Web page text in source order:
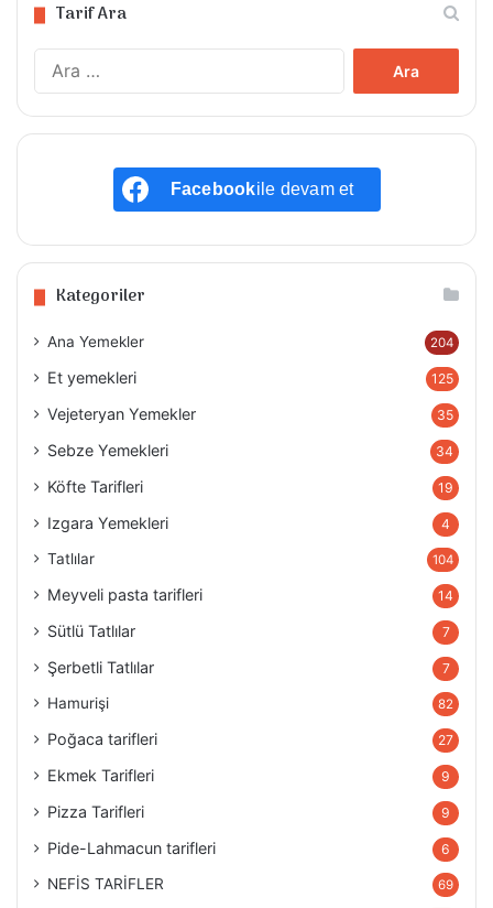
Tarif Ara
Facebookile devam et
Kategoriler
Ana Yemekler 204
Et yemekleri 125
Vejeteryan Yemekler 35
Sebze Yemekleri 34
Köfte Tarifleri 19
Izgara Yemekleri 4
Tatlılar 104
Meyveli pasta tarifleri 14
Sütlü Tatlılar 7
Şerbetli Tatlılar 7
Hamurişi 82
Poğaca tarifleri 27
Ekmek Tarifleri 9
Pizza Tarifleri 9
Pide-Lahmacun tarifleri 6
NEFİS TARİFLER 69